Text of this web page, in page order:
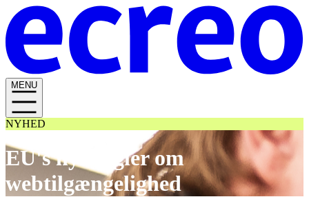
MENU
NYHED
EU's nye regler om
webtilgængelighed